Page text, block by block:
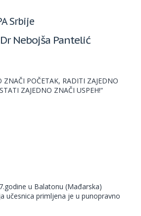
Srbije
Nebojša Pantelić
ZNAČI POČETAK, RADITI ZAJEDNO
ZAJEDNO ZNAČI USPEH!“
u Balatonu (Mađarska)
učesnica primljena je u punopravno